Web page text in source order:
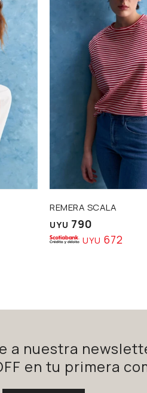
REMERA SCALA
UYU 790
UYU 672
a nuestra
en tu primera